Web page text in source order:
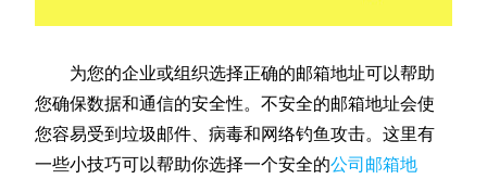
为您的企业或组织选择正确的邮箱地址可以帮助
您确保数据和通信的安全性。不安全的邮箱地址会使
您容易受到垃圾邮件、病毒和网络钓鱼攻击。这里有
一些小技巧可以帮助你选择一个安全的公司邮箱地